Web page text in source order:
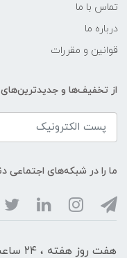
تماس با ما
درباره ما
قوانین و مقررات
از تخفیف‌ها و
ما را در شبکه‌های اجتماعی
هفت